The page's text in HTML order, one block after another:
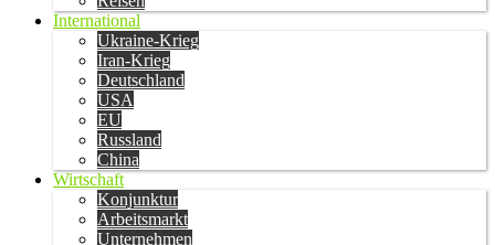
International
Ukraine-Krieg
Iran-Krieg
Deutschland
USA
EU
Russland
China
Wirtschaft
Konjunktur
Arbeitsmarkt
Unternehmen